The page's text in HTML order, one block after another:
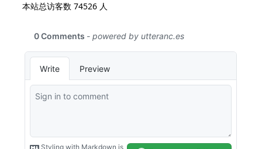
本站总访客数74526 人